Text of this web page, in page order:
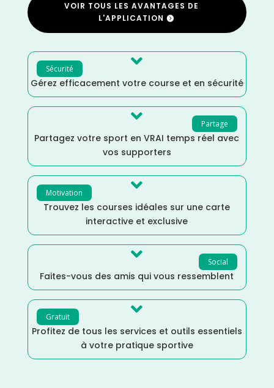
VOIR TOUS LES AVANTAGES DE
L'APPLICATION
Sécurité 
Gérez efficacement votre course et en sécurité
Partage

Partagez votre sport en VRAI temps réel avec
vos supporters
Motivation 
Trouvez les courses idéales sur une carte
interactive et exclusive
Social

Faites-vous des amis qui vous ressemblent
Gratuit 
Profitez de tous les services et outils essentiels
à votre pratique sportive